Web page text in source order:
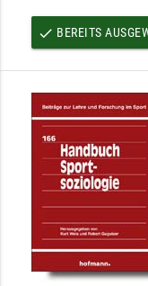
done BEREITS